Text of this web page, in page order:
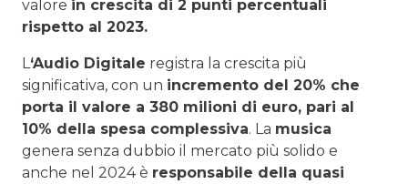
valore in crescita di 2 punti percentuali
rispetto al 2023.
L ‘Audio Digitale registra la crescita più
significativa, con un incremento del 20% che
porta il valore a 380 milioni di euro, pari al
10% della spesa complessiva. La musica
genera senza dubbio il mercato più solido e
anche nel 2024 è responsabile della quasi